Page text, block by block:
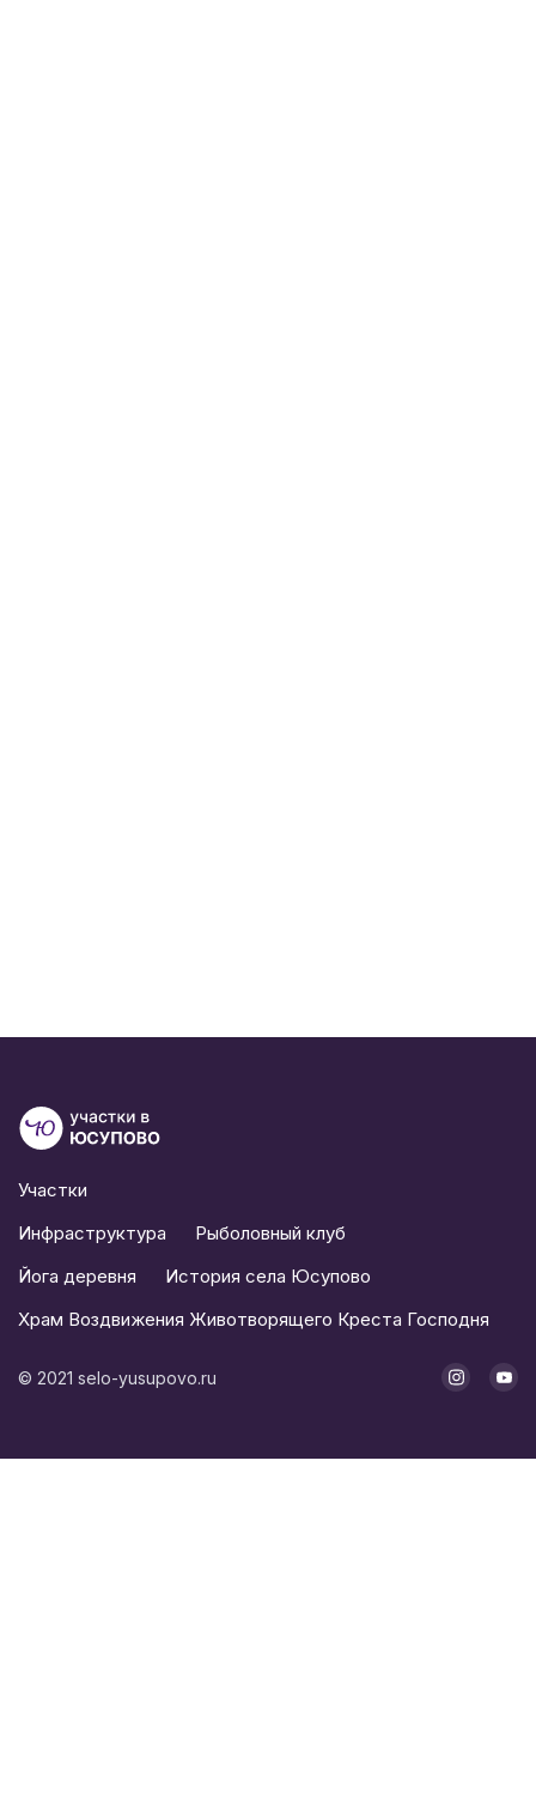
Участки
Инфраструктура
Рыболовный клуб
Йога деревня
История села Юсупово
Храм Воздвижения Животворящего Креста Господня
© 2021 selo-yusupovo.ru